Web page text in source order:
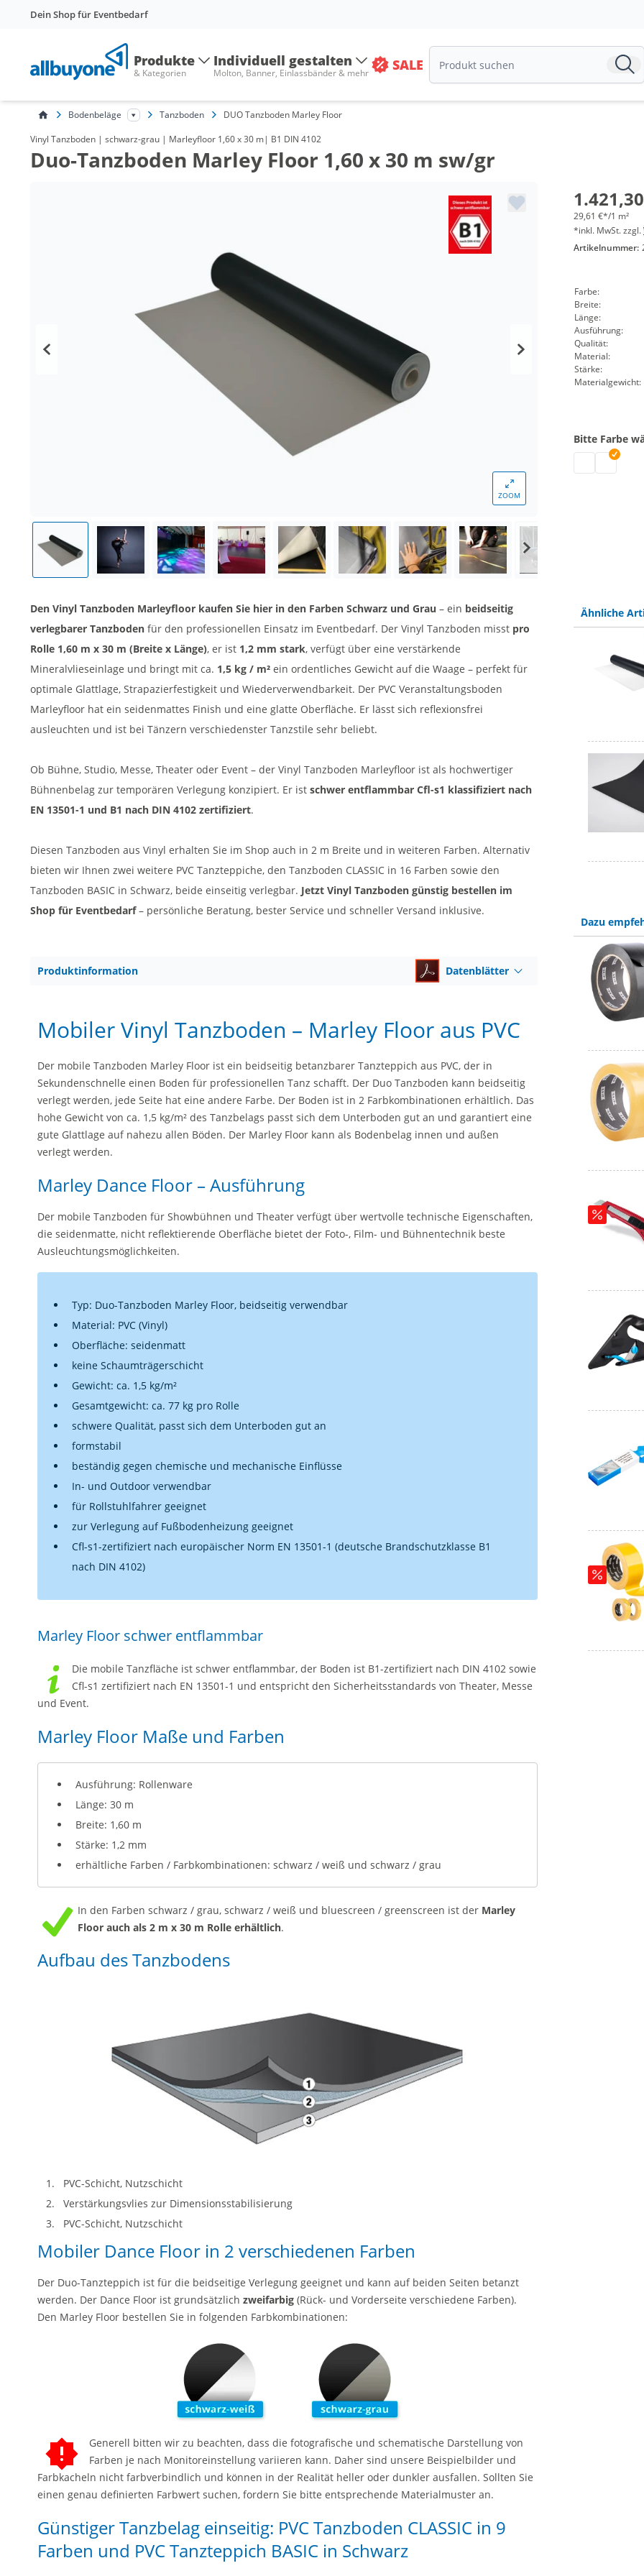
Dein Shop für Eventbedarf
Produkte
& Kategorien
Individuell gestalten
Molton, Banner, Einlassbänder & mehr SALE
Bodenbeläge Tanzboden DUO Tanzboden Marley Floor
Vinyl Tanzboden | schwarz-grau | Marleyfloor 1,60 x 30 m| B1 DIN 4102
Duo-Tanzboden Marley Floor 1,60 x 30 m sw/gr
ZOOM
29,61 €*/1 m²
*inkl. MwSt. zzgl.
Artikelnummer:
Farbe:
Breite:
Länge:
Ausführung:
Qualität:
Material:
Stärke:
Materialgewicht:
Bitte Farbe
Marley Floor
Vinyl
Den Vinyl Tanzboden Marleyfloor kaufen Sie hier in den Farben Schwarz und Grau – ein beidseitig
verlegbarer Tanzboden für den professionellen Einsatz im Eventbedarf. Der Vinyl Tanzboden misst pro
Rolle 1,60 m x 30 m (Breite x Länge), er ist 1,2 mm stark, verfügt über eine verstärkende
Mineralvlieseinlage und bringt mit ca. 1,5 kg / m² ein ordentliches Gewicht auf die Waage – perfekt für
optimale Glattlage, Strapazierfestigkeit und Wiederverwendbarkeit. Der PVC Veranstaltungsboden
Marleyfloor hat ein seidenmattes Finish und eine glatte Oberfläche. Er lässt sich reflexionsfrei
ausleuchten und ist bei Tänzern verschiedenster Tanzstile sehr beliebt.
Ob Bühne, Studio, Messe, Theater oder Event – der Vinyl Tanzboden Marleyfloor ist als hochwertiger
Bühnenbelag zur temporären Verlegung konzipiert. Er ist schwer entflammbar Cfl-s1 klassifiziert nach
EN 13501-1 und B1 nach DIN 4102 zertifiziert.
Diesen Tanzboden aus Vinyl erhalten Sie im Shop auch in 2 m Breite und in weiteren Farben. Alternativ
bieten wir Ihnen zwei weitere PVC Tanzteppiche, den Tanzboden CLASSIC in 16 Farben sowie den
Tanzboden BASIC in Schwarz, beide einseitig verlegbar. Jetzt Vinyl Tanzboden günstig bestellen im
Shop für Eventbedarf– persönliche Beratung, bester Service und schneller Versand inklusive.
Produktinformation Datenblätter
Mobiler Vinyl Tanzboden – Marley Floor aus PVC
Der mobile Tanzboden Marley Floor ist ein beidseitig betanzbarer Tanzteppich aus PVC, der in
Sekundenschnelle einen Boden für professionellen Tanz schafft. Der Duo Tanzboden kann beidseitig
verlegt werden, jede Seite hat eine andere Farbe. Der Boden ist in 2 Farbkombinationen erhältlich. Das
hohe Gewicht von ca. 1,5 kg/m² des Tanzbelags passt sich dem Unterboden gut an und garantiert eine
gute Glattlage auf nahezu allen Böden. Der Marley Floor kann als Bodenbelag innen und außen
verlegt werden.
Marley Dance Floor – Ausführung
Der mobile Tanzboden für Showbühnen und Theater verfügt über wertvolle technische Eigenschaften,
die seidenmatte, nicht reflektierende Oberfläche bietet der Foto-, Film- und Bühnentechnik beste
Ausleuchtungsmöglichkeiten.
Typ: Duo-Tanzboden Marley Floor, beidseitig verwendbar
Material: PVC (Vinyl)
Oberfläche: seidenmatt
keine Schaumträgerschicht
Gewicht: ca. 1,5 kg/m²
Gesamtgewicht: ca. 77 kg pro Rolle
schwere Qualität, passt sich dem Unterboden gut an
formstabil
beständig gegen chemische und mechanische Einflüsse
In- und Outdoor verwendbar
für Rollstuhlfahrer geeignet
zur Verlegung auf Fußbodenheizung geeignet
Cfl-s1-zertifiziert nach europäischer Norm EN 13501-1 (deutsche Brandschutzklasse B1
nach DIN 4102)
Marley Floor schwer entflammbar
Die mobile Tanzfläche ist schwer entflammbar, der Boden ist B1-zertifiziert nach DIN 4102 sowie
Cfl-s1 zertifiziert nach EN 13501-1 und entspricht den Sicherheitsstandards von Theater, Messe
und Event.
Marley Floor Maße und Farben
Ausführung: Rollenware
Länge: 30 m
Breite: 1,60 m
Stärke: 1,2 mm
erhältliche Farben / Farbkombinationen: schwarz / weiß und schwarz / grau
In den Farben schwarz / grau, schwarz / weiß und bluescreen / greenscreen ist der Marley
Floor auch als 2 m x 30 m Rolle erhältlich.
Aufbau des Tanzbodens
PVC-Schicht, Nutzschicht
Verstärkungsvlies zur Dimensionsstabilisierung
PVC-Schicht, Nutzschicht
Mobiler Dance Floor in 2 verschiedenen Farben
Der Duo-Tanzteppich ist für die beidseitige Verlegung geeignet und kann auf beiden Seiten betanzt
werden. Der Dance Floor ist grundsätzlich zweifarbig (Rück- und Vorderseite verschiedene Farben).
Den Marley Floor bestellen Sie in folgenden Farbkombinationen:
Generell bitten wir zu beachten, dass die fotografische und schematische Darstellung von
Farben je nach Monitoreinstellung variieren kann. Daher sind unsere Beispielbilder und
Farbkacheln nicht farbverbindlich und können in der Realität heller oder dunkler ausfallen. Sollten Sie
einen genau definierten Farbwert suchen, fordern Sie bitte entsprechende Materialmuster an.
Günstiger Tanzbelag einseitig: PVC Tanzboden CLASSIC in 9
Farben und PVC Tanzteppich BASIC in Schwarz
Ähnliche
Dazu